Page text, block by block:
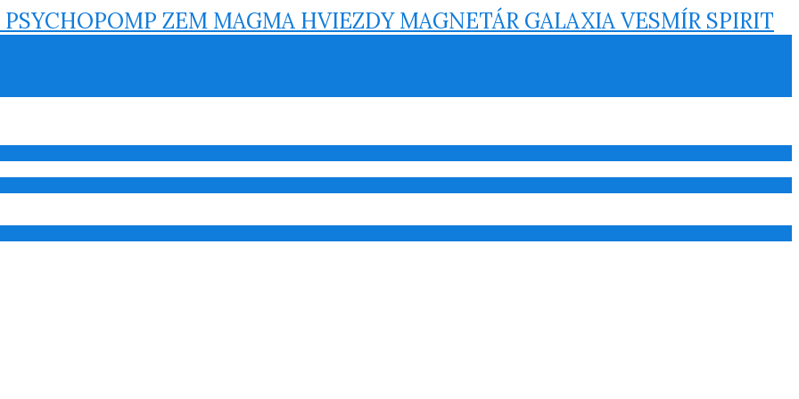
ZEM MAGMA HVIEZDY MAGNETÁR GALAXIA VESMÍR SPIRIT